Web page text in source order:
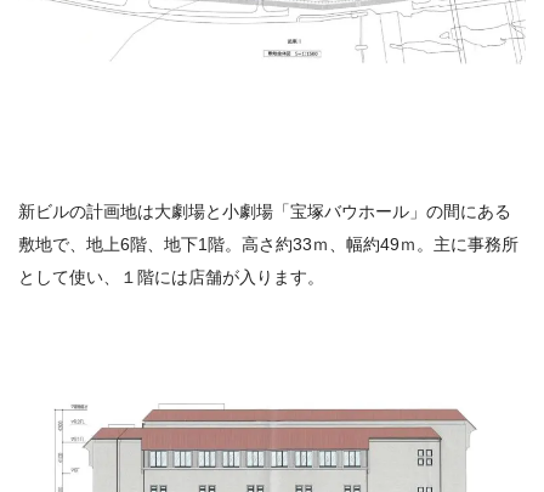
新ビルの計画地は大劇場と小劇場「宝塚バウホール」の間にある
敷地で、地上6階、地下1階。高さ約33ｍ、幅約49ｍ。主に事務所
として使い、１階には店舗が入ります。